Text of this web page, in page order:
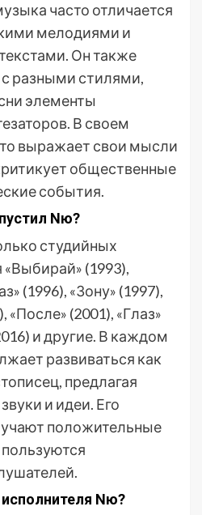
часто отличается
мелодиями и
Он также
разными стилями,
элементы
В своем
выражает свои мысли
общественные
события.
Nю?
студийных
(1993),
(1996), «Зону» (1997),
«После» (2001), «Глаз»
и другие. В каждом
развиваться как
предлагая
и идеи. Его
положительные
Nю?